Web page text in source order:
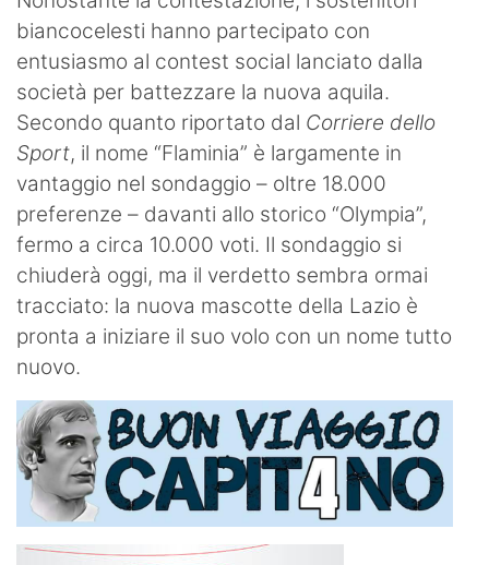
biancocelesti hanno partecipato con
entusiasmo al contest social lanciato dalla
società per battezzare la nuova aquila.
Secondo quanto riportato dal Corriere dello
Sport, il nome “Flaminia” è largamente in
vantaggio nel sondaggio – oltre 18.000
preferenze – davanti allo storico “Olympia”,
fermo a circa 10.000 voti. Il sondaggio si
chiuderà oggi, ma il verdetto sembra ormai
tracciato: la nuova mascotte della Lazio è
pronta a iniziare il suo volo con un nome tutto
nuovo.